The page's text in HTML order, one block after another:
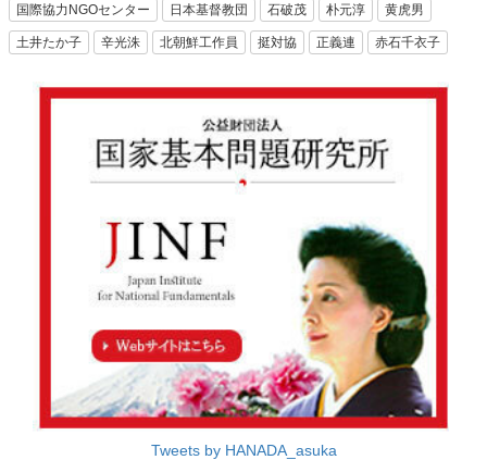
国際協力NGOセンター 日本基督教団 石破茂 朴元淳 黄虎男
土井たか子 辛光洙 北朝鮮工作員 挺対協 正義連 赤石千衣子
Tweets by HANADA_asuka